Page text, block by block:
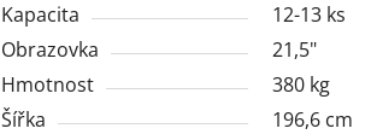
Kapacita
12-13 ks
Obrazovka
21,5"
Hmotnost
380 kg
Šířka
196,6 cm